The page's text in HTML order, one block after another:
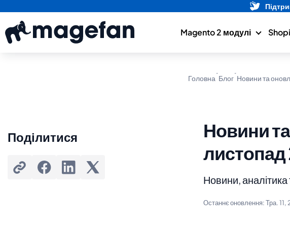
Magento 2 модулі
Головна Блог Новини та
Новини
листопад
Новини, аналітика
Останнє оновлення:Тра. 11,
Поділитися